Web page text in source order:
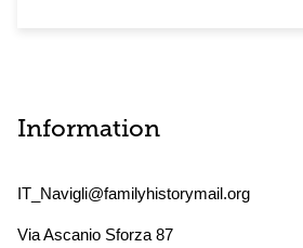
Information
IT_Navigli@familyhistorymail.org
Via Ascanio Sforza 87